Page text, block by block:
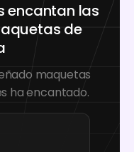
encantan las
de
maquetas
ha encantado.